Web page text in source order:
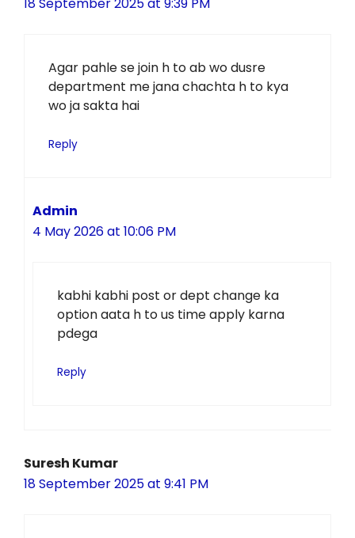
18 September 2025 at 9:39 PM
Agar pahle se join h to ab wo dusre
department me jana chachta h to kya
wo ja sakta hai
Reply
Admin
4 May 2026 at 10:06 PM
kabhi kabhi post or dept change ka
option aata h to us time apply karna
pdega
Reply
Suresh Kumar
18 September 2025 at 9:41 PM